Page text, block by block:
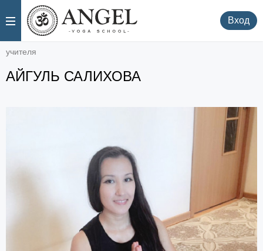
. Вход
учителя
АЙГУЛЬ САЛИХОВА